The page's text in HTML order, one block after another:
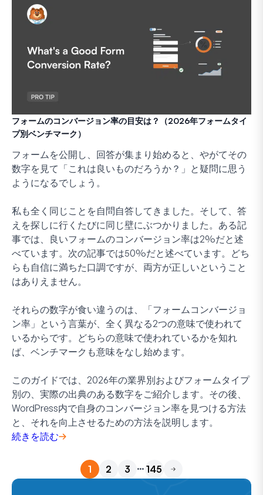
フォームのコンバージョン率の目安は？（2026年フォームタイ
プ別ベンチマーク）
フォームを公開し、回答が集まり始めると、やがてその
数字を見て「これは良いものだろうか？」と疑問に思う
ようになるでしょう。
私も全く同じことを自問自答してきました。そして、答
えを探しに行くたびに同じ壁にぶつかりました。ある記
事では、良いフォームのコンバージョン率は2%だと述
べています。次の記事では50%だと述べています。どち
らも自信に満ちた口調ですが、両方が正しいということ
はありえません。
それらの数字が食い違うのは、「フォームコンバージョ
ン率」という言葉が、全く異なる2つの意味で使われて
いるからです。どちらの意味で使われているかを知れ
ば、ベンチマークも意味をなし始めます。
このガイドでは、2026年の業界別およびフォームタイプ
別の、実際の出典のある数字をご紹介します。その後、
WordPress内で自身のコンバージョン率を見つける方法
と、それを向上させるための方法を説明します。
続きを読む
1 2 3 … 145